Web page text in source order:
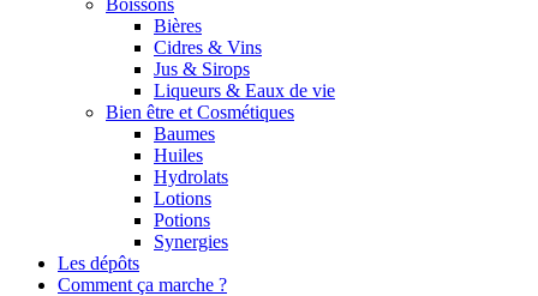
Boissons
Bières
Cidres & Vins
Jus & Sirops
Liqueurs & Eaux de vie
Bien être et Cosmétiques
Baumes
Huiles
Hydrolats
Lotions
Potions
Synergies
Les dépôts
Comment ça marche ?